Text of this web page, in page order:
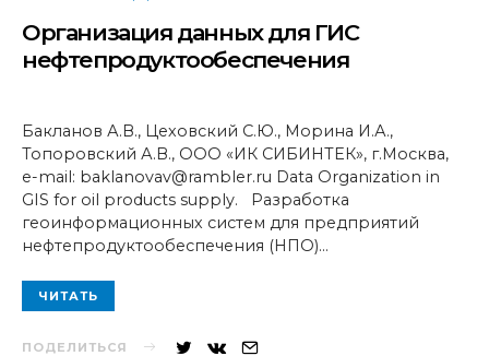
Организация данных для ГИС
нефтепродуктообеспечения
Бакланов А.В., Цеховский С.Ю., Морина И.А.,
Топоровский А.В., ООО «ИК СИБИНТЕК», г.Москва,
e-mail: baklanovav@rambler.ru Data Organization in
GIS for oil products supply. Разработка
геоинформационных систем для предприятий
нефтепродуктообеспечения (НПО)…
ЧИТАТЬ
ПОДЕЛИТЬСЯ